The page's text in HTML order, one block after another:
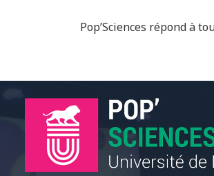
Pop’Sciences répond à